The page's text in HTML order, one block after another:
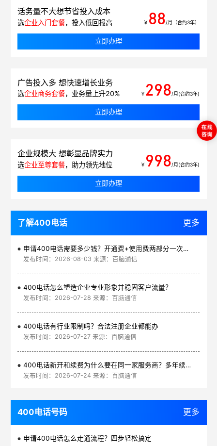
话务量不大想节省投入成本
选企业入门套餐，投入低回报高 ￥ 88/月（合约3年）
立即办理
广告投入多 想快速增长业务
选企业商务套餐，业务量上升20% ￥ 298/月(合约3年)
立即办理
企业规模大 想彰显品牌实力
选企业至尊套餐，助力领先地位 ￥ 998/月(合约3年)
立即办理
了解400电话 更多
申请400电话需要多少钱？开通费+使用费两部分一次讲清
发布时间：2026-08-03 来源：百脑通信
400电话怎么塑造企业专业形象并稳固客户流量？
发布时间：2026-07-28 来源：百脑通信
400电话有行业限制吗？合法注册企业都能办
发布时间：2026-07-27 来源：百脑通信
400电话新开和续费为什么要在同一家服务商？多年续费更划算
发布时间：2026-07-24 来源：百脑通信
400电话号码 更多
申请400电话怎么走通流程？四步轻松搞定